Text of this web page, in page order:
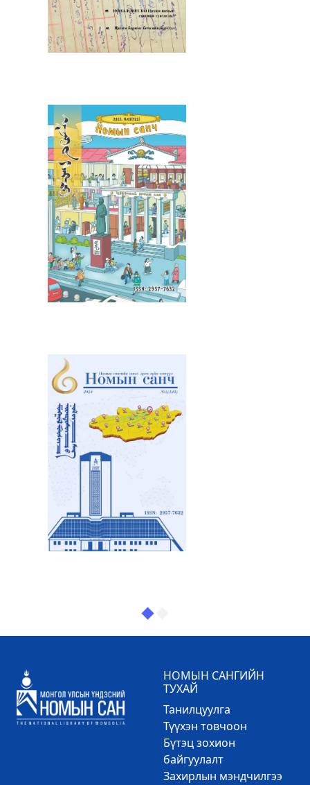
НОМЫН САНГИЙН
ТУХАЙ
Танилцуулга
Түүхэн товчоон
Бүтэц зохион
байгуулалт
Захирлын мэндчилгээ